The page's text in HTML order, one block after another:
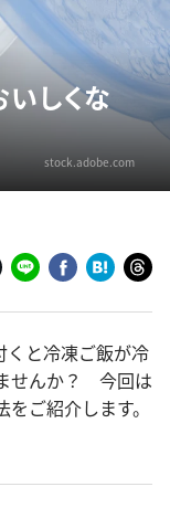
いしくな
stock.adobe.com
くと冷凍ご飯が冷
せんか？ 今回は
ご紹介します。